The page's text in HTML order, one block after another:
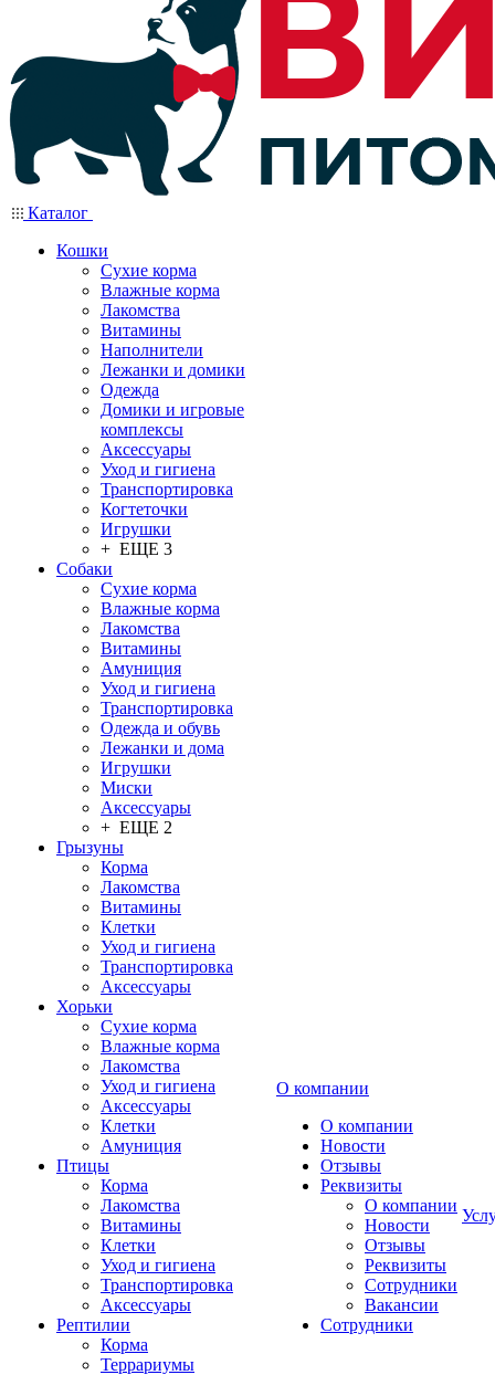
Каталог
Кошки
Сухие корма
Влажные корма
Лакомства
Витамины
Наполнители
Лежанки и домики
Одежда
Домики и игровые
комплексы
Аксессуары
Уход и гигиена
Транспортировка
Когтеточки
Игрушки
+ ЕЩЕ 3
Собаки
Сухие корма
Влажные корма
Лакомства
Витамины
Амуниция
Уход и гигиена
Транспортировка
Одежда и обувь
Лежанки и дома
Игрушки
Миски
Аксессуары
+ ЕЩЕ 2
Грызуны
Корма
Лакомства
Витамины
Клетки
Уход и гигиена
Транспортировка
Аксессуары
Хорьки
Сухие корма
Влажные корма
Лакомства
Уход и гигиена
Аксессуары
Клетки
Амуниция
Птицы
Корма
Лакомства
Витамины
Клетки
Уход и гигиена
Транспортировка
Аксессуары
Рептилии
Корма
Террариумы
О компании
О компании
Новости
Отзывы
Реквизиты
О компании
Новости
Отзывы
Реквизиты
Сотрудники
Вакансии
Сотрудники